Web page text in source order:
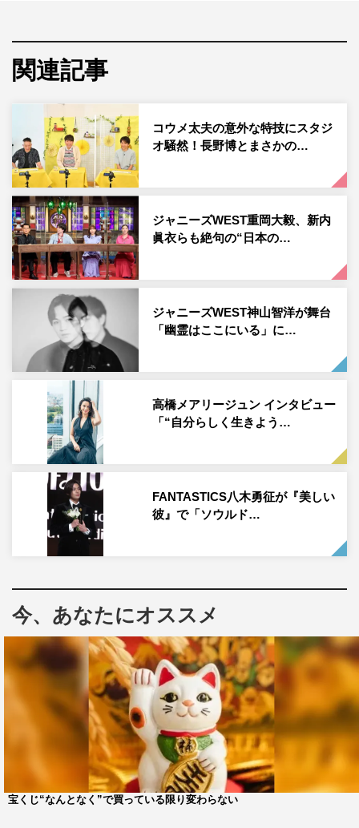
る「うどん工房 悠々」の中山優子さんは、天ぷらの「野
菜かき揚げ」を“揚げたて”で注文する裏技を紹介。釜揚げ
うどんをベースに温泉玉子や無料のだしソースなどを使っ
た「お好み焼きうどん」を完成させ、大阪・門真の行列店
「三ツ島 真打」の山本泰啓さんと、関西うどん界のレジ
ェンド「き田たけうどん」の木田武史さんを脱帽させる。
スタジオで試食した中間も「めちゃくちゃお好み焼きです
よ」と絶賛した。
普段から丸亀製麺に「めちゃくちゃ行きますよ」という中
間は、「ジャニーズWESTのメンバー全員と来たことあり
ます」と言う。ロザン菅広文から「そういう場合って誰が
お金払うの？」との質問には「先頭に並んだ人」と答え
て、スタジオから驚きの声が。さらに菅が「みんな先頭に
並びたがらへんのちゃう？」と聞くと、中間は「入り口に
近づくにつれてみんな歩幅が狭くなる」と話して笑いを誘
っていた。
番組情報
『水野真紀の魔法のレストラン』
MBS（関西ローカル）
2022年9月28日（水）午後7時～8時
番組HP： https://www.mbs.jp/mahou/
ジャニーズWEST ロザン
中間淳太 水野真紀 長野博
関連記事
コウメ太夫の意外な特技にスタジ
オ騒然！長野博とまさかの…
ジャニーズWEST重岡大毅、新内
眞衣らも絶句の“日本の…
ジャニーズWEST神山智洋が舞台
「幽霊はここにいる」に…
高橋メアリージュン インタビュー
「“自分らしく生きよう…
FANTASTICS八木勇征が『美しい
彼』で「ソウルド…
今、あなたにオススメ
宝くじ“なんとなく”で買っている限り変わらない